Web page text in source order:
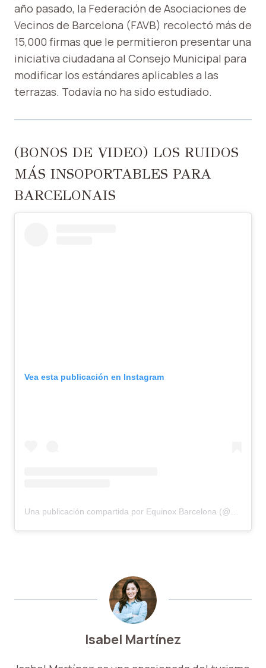
año pasado, la Federación de Asociaciones de
Vecinos de Barcelona (FAVB) recolectó más de
15,000 firmas que le permitieron presentar una
iniciativa ciudadana al Consejo Municipal para
modificar los estándares aplicables a las
terrazas. Todavía no ha sido estudiado.
(BONOS DE VIDEO) LOS RUIDOS
MÁS INSOPORTABLES PARA
BARCELONAIS
Vea esta publicación en Instagram
Isabel Martínez